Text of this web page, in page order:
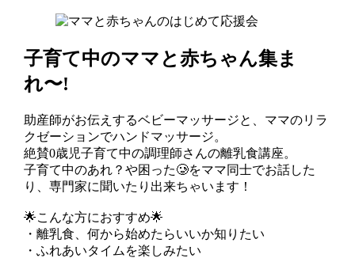
子育て中のママと赤ちゃん集ま
れ〜!
助産師がお伝えするベビーマッサージと、ママのリラ
クゼーションでハンドマッサージ。
絶賛0歳児子育て中の調理師さんの離乳食講座。
子育て中のあれ？や困った🥲をママ同士でお話した
り、専門家に聞いたり出来ちゃいます！
🌟こんな方におすすめ🌟
・離乳食、何から始めたらいいか知りたい
・ふれあいタイムを楽しみたい